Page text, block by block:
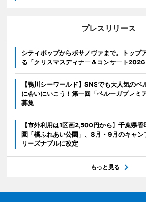
プレスリリース
シティポップからボサノヴァまで。トップ
る「クリスマスディナー＆コンサート2026
【鴨川シーワールド】SNSでも大人気のベ
に会いにいこう！第一回「ベルーガプレミ
募集
【市外利用は1区画2,500円から】千葉県
園「橘ふれあい公園」、8月・9月のキャン
リーズナブルに改定
もっと見る